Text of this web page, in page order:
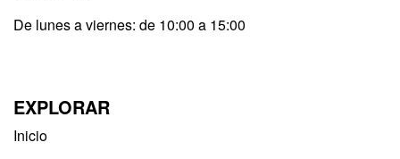
De lunes a viernes: de 10:00 a 15:00
EXPLORAR
Inicio